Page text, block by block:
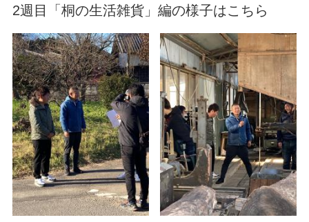
2週目「桐の生活雑貨」編の様子はこちら